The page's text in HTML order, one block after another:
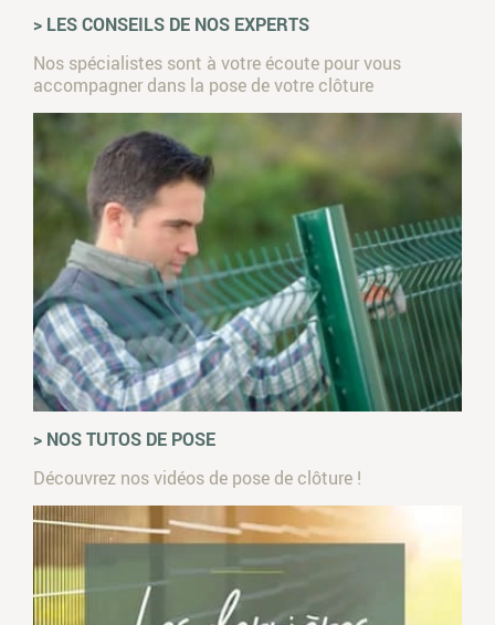
> LES CONSEILS DE NOS EXPERTS
Nos spécialistes sont à votre écoute pour vous
accompagner dans la pose de votre clôture
> NOS TUTOS DE POSE
Découvrez nos vidéos de pose de clôture !